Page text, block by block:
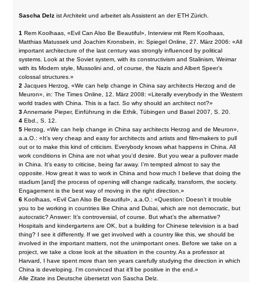
Sascha Delz ist Architekt und arbeitet als Assistent an der ETH Zürich.
1 Rem Koolhaas, «Evil Can Also Be Beautiful», Interview mit Rem Koolhaas,
Matthias Matussek und Joachim Kronsbein, in: Spiegel Online, 27. März 2006: «All
important architecture of the last century was strongly influenced by political
systems. Look at the Soviet system, with its constructivism and Stalinism, Weimar
with its Modern style, Mussolini and, of course, the Nazis and Albert Speer’s
colossal structures.»
2 Jacques Herzog, «We can help change in China say architects Herzog and de
Meuron», in: The Times Online, 12. März 2008: «Literally everybody in the Western
world trades with China. This is a fact. So why should an architect not?»
3Annemarie Pieper, Einführung in die Ethik, Tübingen und Basel 2007, S. 20.
4 Ebd., S. 12.
5 Herzog, «We can help change in China say architects Herzog and de Meuron»,
a.a.O.: «It’s very cheap and easy for architects and artists and film-makers to pull
out or to make this kind of criticism. Everybody knows what happens in China. All
work conditions in China are not what you’d desire. But you wear a pullover made
in China. It’s easy to criticise, being far away. I’m tempted almost to say the
opposite. How great it was to work in China and how much I believe that doing the
stadium [and] the process of opening will change radically, transform, the society.
Engagement is the best way of moving in the right direction.»
6 Koolhaas, «Evil Can Also Be Beautiful», a.a.O.: «Question: Doesn’t it trouble
you to be working in countries like China and Dubai, which are not democratic, but
autocratic? Answer: It’s controversial, of course. But what’s the alternative?
Hospitals and kindergartens are OK, but a building for Chinese television is a bad
thing? I see it differently. If we get involved with a country like this, we should be
involved in the important matters, not the unimportant ones. Before we take on a
project, we take a close look at the situation in the country. As a professor at
Harvard, I have spent more than ten years carefully studying the direction in which
China is developing. I’m convinced that it’ll be positive in the end.»
Alle Zitate ins Deutsche übersetzt von Sascha Delz.